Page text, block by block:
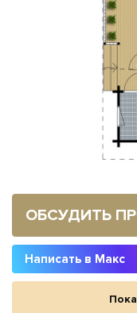
ОБСУДИТЬ
Написать в Макс